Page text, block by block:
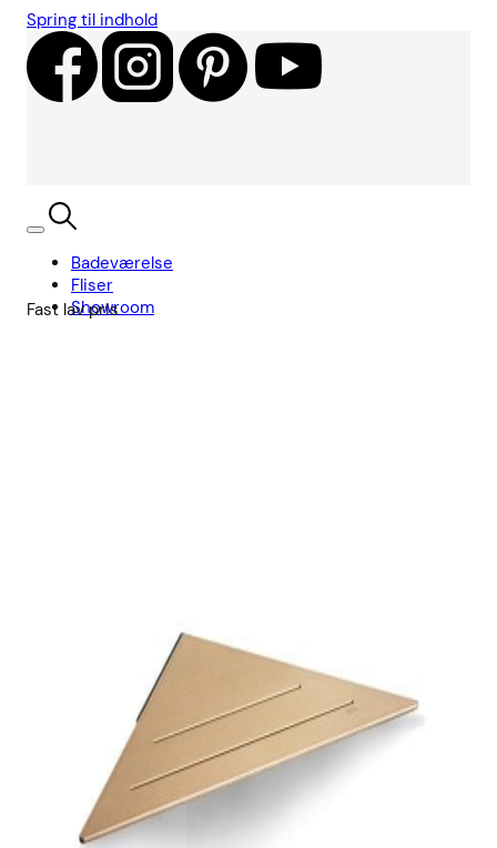
Spring til indhold
Badeværelse
Fliser
Showroom
Fast lav pris